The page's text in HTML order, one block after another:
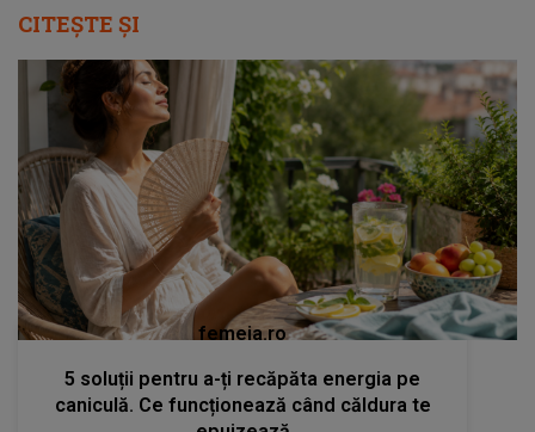
CITEȘTE ȘI
femeia.ro
5 soluții pentru a-ți recăpăta energia pe
caniculă. Ce funcționează când căldura te